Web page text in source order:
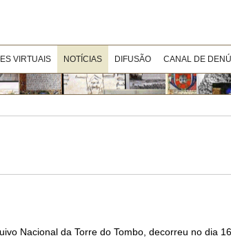
VIRTUAIS NOTÍCIAS DIFUSÃO CANAL DE
Nacional da Torre do Tombo, decorreu no dia